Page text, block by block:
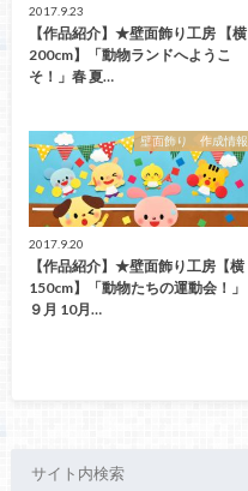
2017.9.23
【作品紹介】★壁面飾り工房 【横
200cm】「動物ランドへようこ
そ！」春 夏…
壁面飾り 作成情報
2017.9.20
【作品紹介】★壁面飾り工房【横
150cm】「動物たちの運動会！」
９月 10月…